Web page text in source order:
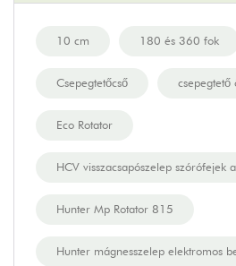
10 cm 180 és 360 fok
Csepegtetőcső csepegtető
Eco Rotator
HCV visszacsapószelep szórófejek
Hunter Mp Rotator 815
Hunter mágnesszelep elektromos